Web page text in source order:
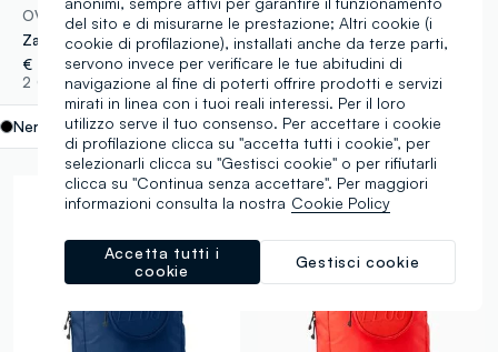
OVS KIDS
Zaino nero LEGO con tasche frontali
€ 64,90
2 Colori
Nero label.selectsize
MARVEL
Cappello grigio in cotone elasticizzato jersey con stampa MARVEL Spider-Man per bambino
€ 8,95
1 Colori
del sito e di misurarne le prestazione; Altri cookie (i
cookie di profilazione), installati anche da terze parti,
servono invece per verificare le tue abitudini di
navigazione al fine di poterti offrire prodotti e servizi
mirati in linea con i tuoi reali interessi. Per il loro
utilizzo serve il tuo consenso. Per accettare i cookie
di profilazione clicca su "accetta tutti i cookie", per
selezionarli clicca su "Gestisci cookie" o per rifiutarli
clicca su "Continua senza accettare". Per maggiori
informazioni consulta la nostra Cookie Policy
Gestisci cookie
Accetta tutti i
cookie